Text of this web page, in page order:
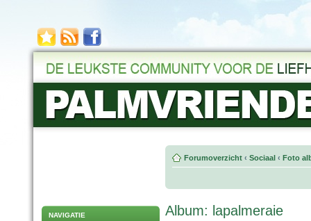
NAVIGATIE
Forumoverzicht ‹ Sociaal ‹ Foto
Album: lapalmeraie